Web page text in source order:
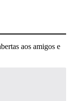
aos amigos e